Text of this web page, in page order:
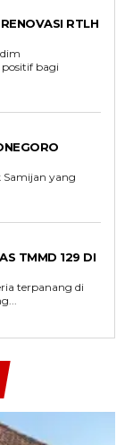
RTLH
bagi
Samijan yang
TMMD 129 DI
terpanang di